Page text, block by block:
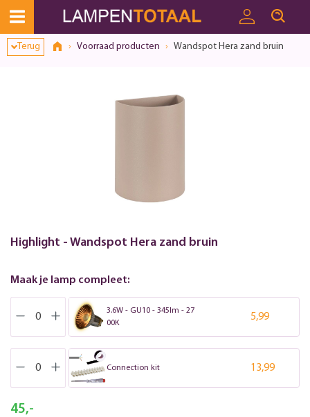
Terug Voorraad producten Wandspot Hera zand bruin
Highlight - Wandspot Hera zand bruin
Maak je lamp compleet:
3.6W - GU10 - 345lm - 27
00K
5,99
Connection kit 13,99
45,-
Toestemmingsvenster geopend